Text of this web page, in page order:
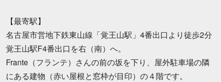
【最寄駅】
名古屋市営地下鉄東山線「覚王山駅」4番出口より徒歩2分
覚王山駅F4番出口を右（南）へ。
Frante（フランテ）さんの前の坂を下り、屋外駐車場の隣
にある建物（赤い屋根と窓枠が目印）の４階です。